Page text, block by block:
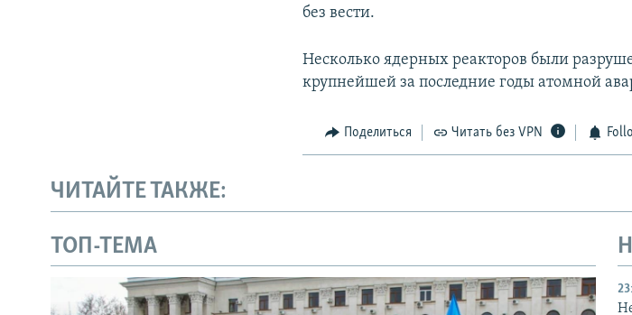
без вести.
Несколько ядерных реакторов были
крупнейшей за последние годы атомной
Поделиться Читать без VPN
ЧИТАЙТЕ ТАКЖЕ:
ТОП-ТЕМА